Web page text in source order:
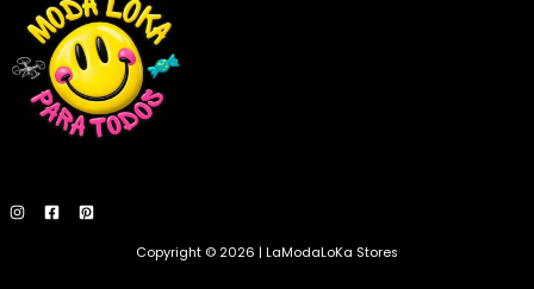
Copyright © 2026 | LaModaLoKa Stores